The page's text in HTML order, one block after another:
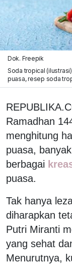
Dok. Freepik
Soda tropical
puasa, resep soda
Ramadhan
menghitung
puasa,
berbagai
puasa.
Tak hanya
diharapkan
Putri Miranti
yang sehat
Menurutnya,